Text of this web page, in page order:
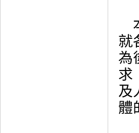
就
為
求
及
體